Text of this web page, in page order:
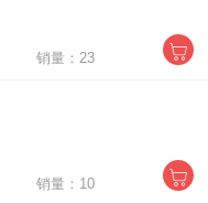
销量：23
销量：10